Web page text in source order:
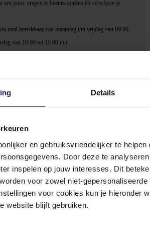
Details
en gebruiksvriendelijker te
Door deze te
inspelen op jouw interesses. Dit
voor zowel niet-
voor cookies kun je hieronder
website blijft gebruiken.
om jouw vragen te beantwoorden en verwijzen je
mail bereikbaar van maandag t/m vrijdag van 09.00
van 10.00 tot 15.00 uur.
0572 328 120